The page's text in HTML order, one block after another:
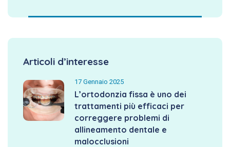
Articoli d’interesse
17 Gennaio 2025
L’ortodonzia fissa è uno dei
trattamenti più efficaci per
correggere problemi di
allineamento dentale e
malocclusioni